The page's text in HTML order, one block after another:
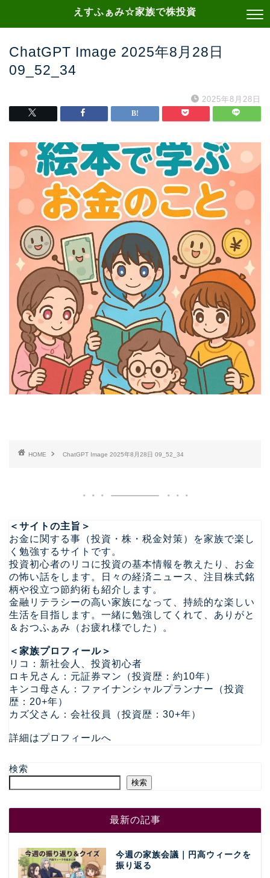
えすふぁみ☆家族で株投資
ChatGPT Image 2025年8月28日
09_52_34
2025年8月28日
HOME ChatGPT Image 2025年8月28日 09_52_34
＜サイトの主旨＞
お金に関する事（投資・株・税金対策）を家族で楽し
く勉強するサイトです。
投資初心者のリコに投資の基本情報を教えたり、お金
の怖い話をします。日々の経済ニュース、注目株式銘
柄や役立つ節約術も紹介します。
金融リテラシーの高い家族になって、持続的な楽しい
生活を目指します。一緒に勉強してくれて、ありがと
＆おつふぁみ（お疲れ様でした）。
＜家族プロフィール＞
リコ：新社会人、投資初心者
ロキ兄さん：元証券マン（投資歴：約10年）
キンコ母さん：ファイナンシャルプランナー（投資
歴：20+年）
カズ父さん：会社役員（投資歴：30+年）
詳細はプロフィールへ
検索
検索
最新の記事
今週の家族会議｜円高ウィークを
振り返る